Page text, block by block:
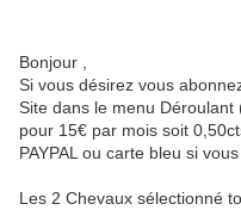
Bonjour ,
Si vous désirez vous
Site dans le menu
pour 15€ par mois soit
PAYPAL ou carte bleu si vous
Les 2 Chevaux sélectionné